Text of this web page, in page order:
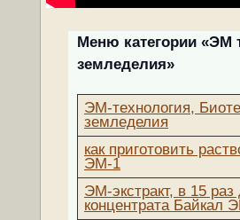
Меню категории «ЭМ
земледелия»
ЭМ-технология,
земледелия
как приготовить
ЭМ-1
ЭМ-экстракт, в 15
концентрата Байкал